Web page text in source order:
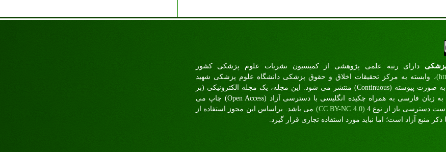
دارای رتبه علمی پژوهشی از کميسيون نشريات علوم پزشکی کشور
، وابسته به مرکز تحقيقات اخلاق و حقوق پزشکی دانشگاه علوم پزشکی شهید
صورت پیوسته
(Continuous)
منتشر می شود. این مجله، یک مجله‌ الکترونيکی (بر
زبان فارسی به همراه چکيده انگليسی با دسترسی آزاد (Open Access) چاپ می
دسترسی باز از نوع 4
(CC BY-NC 4.0)
می­ باشد. براساس این مجوز استفاده از
منبع آزاد است؛ اما نباید مورد استفاده تجاری قرار گیرد.